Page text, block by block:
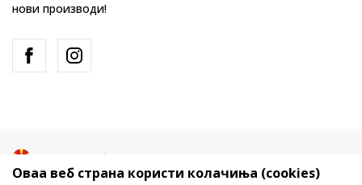
нови производи!
Оваа веб страна користи колачиња (cookies)